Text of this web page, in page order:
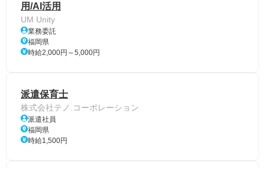
用/AI活用
UM Unity
業務委託
福岡県
時給2,000円～5,000円
派遣保育士
株式会社テノ.コーポレーション
派遣社員
福岡県
時給1,500円